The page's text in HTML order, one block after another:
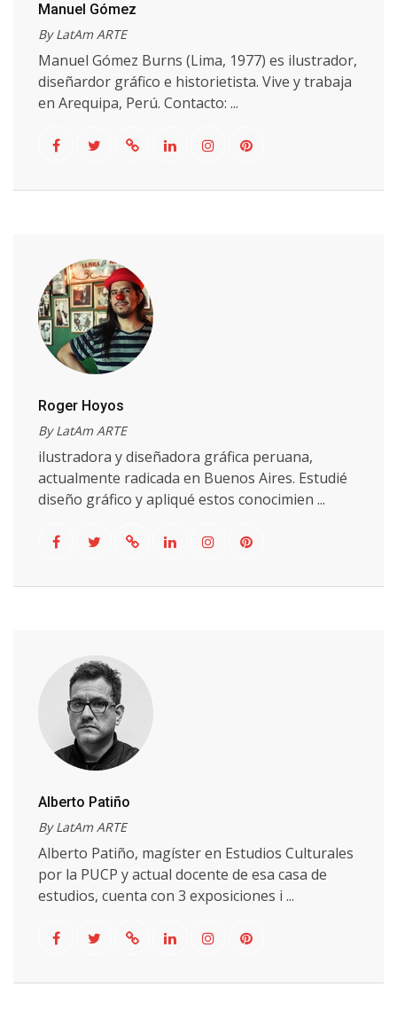
Manuel Gómez
By LatAm ARTE
Manuel Gómez Burns (Lima, 1977) es ilustrador,
diseñardor gráfico e historietista. Vive y trabaja
en Arequipa, Perú. Contacto: ...
Roger Hoyos
By LatAm ARTE
ilustradora y diseñadora gráfica peruana,
actualmente radicada en Buenos Aires. Estudié
diseño gráfico y apliqué estos conocimien ...
Alberto Patiño
By LatAm ARTE
Alberto Patiño, magíster en Estudios Culturales
por la PUCP y actual docente de esa casa de
estudios, cuenta con 3 exposiciones i ...